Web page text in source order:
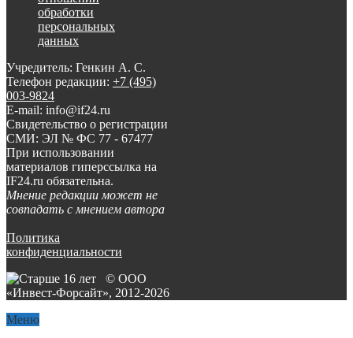
обработки
персональных
данных
Учредитель: Генкин А. С.
Телефон редакции: +7 (495)
003-9824
E-mail: info@if24.ru
Свидетельство о регистрации
СМИ: ЭЛ № ФС 77 - 67477
При использовании
материалов гиперссылка на
IF24.ru обязательна.
Мнение редакции может не
совпадать с мнением автора
Политика
конфиденциальности
© ООО
«Инвест-Форсайт», 2012-2026
Меню